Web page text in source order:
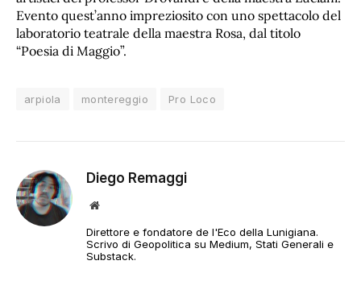
Evento quest’anno impreziosito con uno spettacolo del
laboratorio teatrale della maestra Rosa, dal titolo
“Poesia di Maggio”.
arpiola montereggio Pro Loco
Diego Remaggi
Sito
Direttore e fondatore de l'Eco della Lunigiana.
Scrivo di Geopolitica su Medium, Stati Generali e
Substack.